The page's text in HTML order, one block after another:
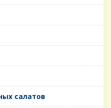
салатов